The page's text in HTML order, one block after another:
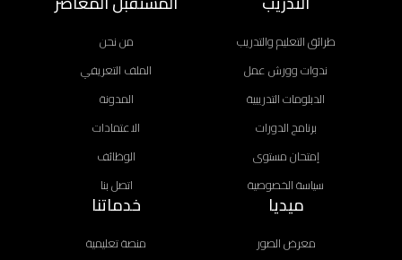
ميديا
معرض الصور
خدماتنا
منصة تعليمية
طرائق التعليم والتدريب
ندوات وورش عمل
الدبلومات التدريبية
برنامج الدورات
إمتحان مستوى
سياسة الخصوصية
من نحن
الملف التعريفي
المدونة
الاعتمادات
الوظائف
اتصل بنا